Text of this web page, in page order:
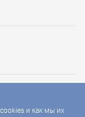
и как мы их